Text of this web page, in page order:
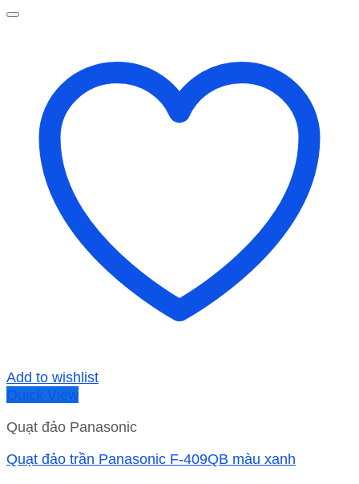
Add to wishlist
Quick View
Quạt đảo Panasonic
Quạt đảo trần Panasonic F-409QB màu xanh